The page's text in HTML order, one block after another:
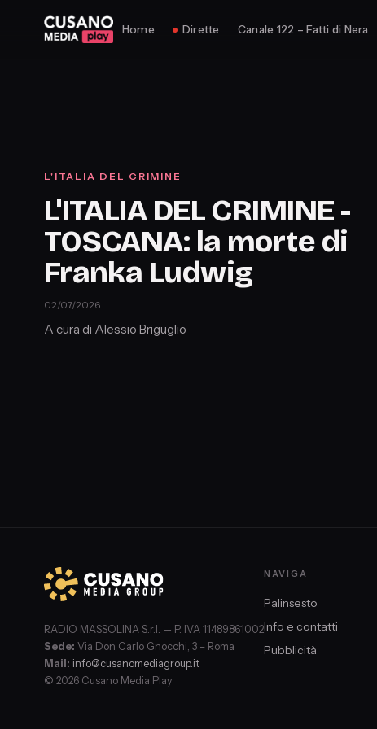
Home Dirette Canale 122 – Fatti di Nera
L'ITALIA DEL CRIMINE
L'ITALIA DEL CRIMINE -
TOSCANA: la morte di
Franka Ludwig
02/07/2026
A cura di Alessio Briguglio
RADIO MASSOLINA S.r.l. — P. IVA 11489861002
Sede: Via Don Carlo Gnocchi, 3 – Roma
Mail: info@cusanomediagroup.it
© 2026 Cusano Media Play
NAVIGA
Palinsesto
Info e contatti
Pubblicità